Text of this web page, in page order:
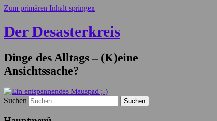
Zum primären Inhalt springen
Der Desasterkreis
Dinge des Alltags – (K)eine
Ansichtssache?
Suchen